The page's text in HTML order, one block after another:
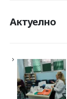
Актуелно